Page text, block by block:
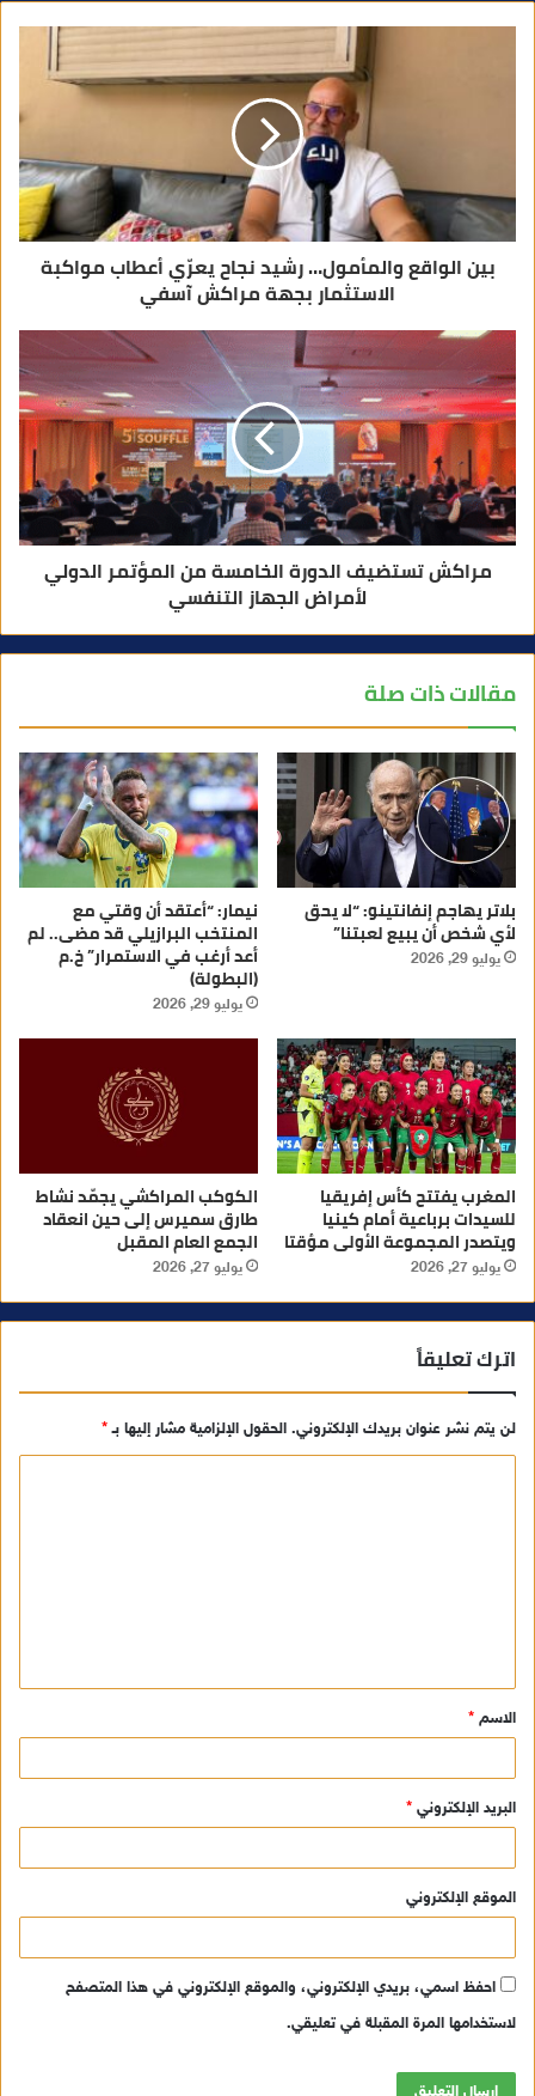
ا
ي
بين الواقع والمأمول… رشيد نجاح يعرّي أعطاب مواكبة
الاستثمار بجهة مراكش آسفي
مراكش تستضيف الدورة الخامسة من المؤتمر الدولي
لأمراض الجهاز التنفسي
مقالات ذات صلة
بلاتر يهاجم إنفانتينو: “لا يحق
لأي شخص أن يبيع لعبتنا”
يوليو 29, 2026
نيمار: “أعتقد أن وقتي مع
المنتخب البرازيلي قد مضى.. لم
أعد أرغب في الاستمرار” خ.م
(البطولة)
يوليو 29, 2026
المغرب يفتتح كأس إفريقيا
للسيدات برباعية أمام كينيا
ويتصدر المجموعة الأولى مؤقتا
يوليو 27, 2026
الكوكب المراكشي يجمّد نشاط
طارق سميرس إلى حين انعقاد
الجمع العام المقبل
يوليو 27, 2026
اترك تعليقاً
لن يتم نشر عنوان بريدك الإلكتروني. الحقول الإلزامية مشار إليها بـ*
ق
*
الاسم *
البريد الإلكتروني *
الموقع الإلكتروني
احفظ اسمي، بريدي الإلكتروني، والموقع الإلكتروني في هذا المتصفح
لاستخدامها المرة المقبلة في تعليقي.